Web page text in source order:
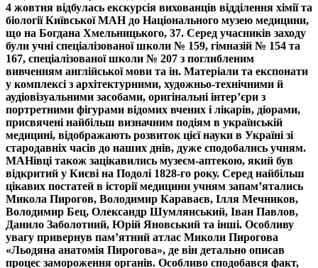
4 жовтня відбулась екскурсія вихованців відділення хімії та
біології Київської МАН до Національного музею медицини,
що на Богдана Хмельницького, 37. Серед учасників заходу
були учні спеціалізованої школи № 159, гімназій № 154 та
167, спеціалізованої школи № 207 з поглибленим
вивченням англійської мови та ін. Матеріали та експонати
у комплексі з архітектурними, художньо-технічними й
аудіовізуальними засобами, оригінальні інтер’єри з
портретними фігурами відомих вчених і лікарів, діорами,
присвячені найбільш визначним подіям в українській
медицині, відображають розвиток цієї науки в Україні зі
стародавніх часів до наших днів, дуже сподобались учням.
МАНівці також зацікавились музеєм-аптекою, який був
відкритий у Києві на Подолі 1828-го року. Серед найбільш
цікавих постатей в історії медицини учням запам’ятались
Микола Пирогов, Володимир Караваєв, Ілля Мечников,
Володимир Бец, Олександр Шумлянський, Іван Павлов,
Данило Заболотний, Юрій Яновський та інші. Особливу
увагу привернув пам’ятний атлас Миколи Пирогова
«Льодяна анатомія Пирогова», де він детально описав
процес замороження органів. Особливо сподобався факт,